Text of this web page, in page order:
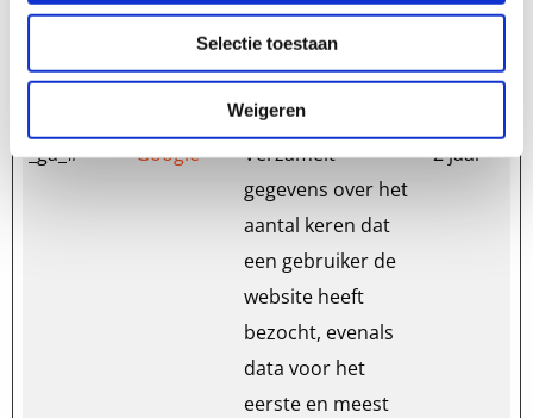
Selectie toestaan
Weigeren
genereren over hoe
de bezoeker de
website gebruikt.
_ga_# Google
Verzamelt
gegevens over het
aantal keren dat
een gebruiker de
website heeft
bezocht, evenals
data voor het
eerste en meest
2 jaar